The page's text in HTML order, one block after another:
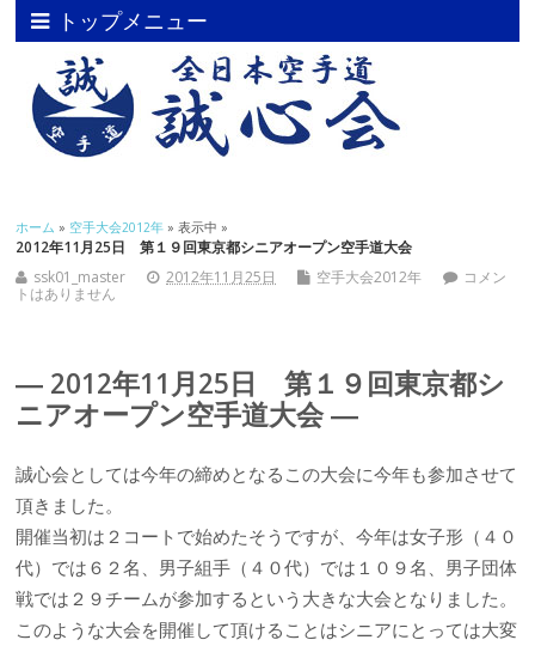
トップメニュー
ホーム » 空手大会2012年 » 表示中 »
2012年11月25日 第１９回東京都シニアオープン空手道大会
ssk01_master
2012年11月25日 空手大会2012年
コメン
トはありません
― 2012年11月25日 第１９回東京都シ
ニアオープン空手道大会 ―
誠心会としては今年の締めとなるこの大会に今年も参加させて
頂きました。
開催当初は２コートで始めたそうですが、今年は女子形（４０
代）では６２名、男子組手（４０代）では１０９名、男子団体
戦では２９チームが参加するという大きな大会となりました。
このような大会を開催して頂けることはシニアにとっては大変